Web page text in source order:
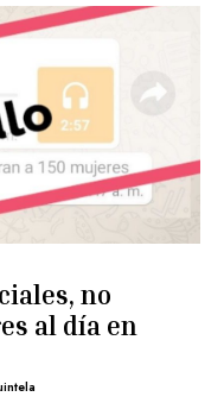
no
al día en